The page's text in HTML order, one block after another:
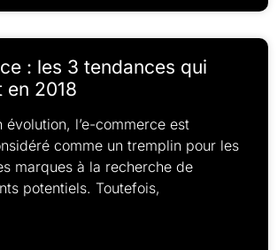
: les 3 tendances qui
en 2018
évolution, l’e-commerce est
comme un tremplin pour les
marques à la recherche de
potentiels. Toutefois,